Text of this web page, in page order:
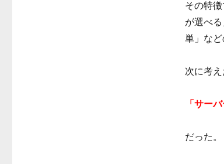
その特
が選べ
単」など
次に考え
「サー
だった。